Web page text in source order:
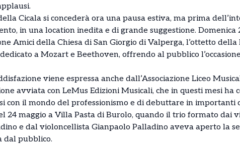
Cicala si concederà ora una pausa estiva, ma prima
in una location inedita e di grande suggestione. Domenica
Amici della Chiesa di San Giorgio di Valperga, l’ottetto
a Mozart e Beethoven, offrendo al pubblico
viene espressa anche dall’Associazione Liceo
avviata con LeMus Edizioni Musicali, che in questi mesi ha
con il mondo del professionismo e di debuttare in importanti
24 maggio a Villa Pasta di Burolo, quando il trio formato dai
e dal violoncellista Gianpaolo Palladino aveva aperto la
dal pubblico.